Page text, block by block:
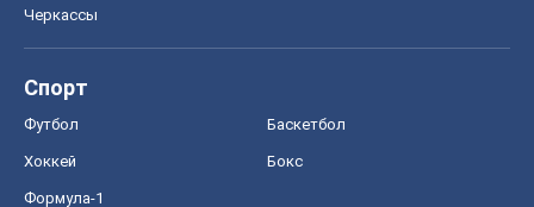
Черкассы
Спорт
Футбол Баскетбол
Хоккей Бокс
Формула-1